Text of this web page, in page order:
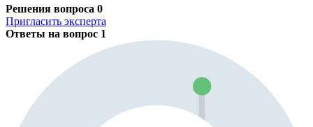
Решения вопроса 0
Пригласить эксперта
Ответы на вопрос 1